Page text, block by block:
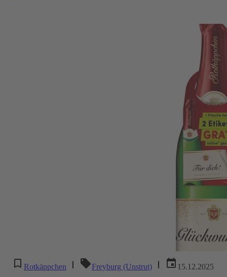
Rotkäppchen | Freyburg (Unstrut) | 15.12.2025